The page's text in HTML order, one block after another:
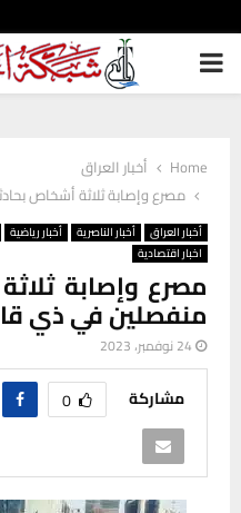
PRIMARY
Home
أخبار العراق
مصرع وإصابة ثلاثة أشخاص
أخبار العراق أخبار الناصرية أخبار رياضية
اخبار اقتصادية
مصرع وإصابة
منفصلين في ذي
24 نوفمبر، 2023
مشاركة 0